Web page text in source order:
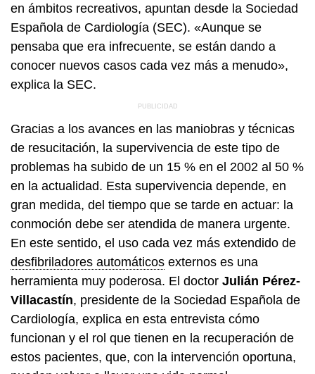
en ámbitos recreativos, apuntan desde la Sociedad
Española de Cardiología (SEC). «Aunque se
pensaba que era infrecuente, se están dando a
conocer nuevos casos cada vez más a menudo»,
explica la SEC.
Gracias a los avances en las maniobras y técnicas
de resucitación, la supervivencia de este tipo de
problemas ha subido de un 15 % en el 2002 al 50 %
en la actualidad. Esta supervivencia depende, en
gran medida, del tiempo que se tarde en actuar: la
conmoción debe ser atendida de manera urgente.
En este sentido, el uso cada vez más extendido de
desfibriladores automáticos externos es una
herramienta muy poderosa. El doctor Julián Pérez-
Villacastín, presidente de la Sociedad Española de
Cardiología, explica en esta entrevista cómo
funcionan y el rol que tienen en la recuperación de
estos pacientes, que, con la intervención oportuna,